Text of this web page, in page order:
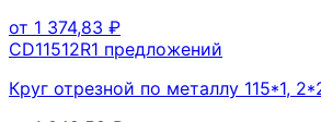
от 1 374,83 ₽
CD11512R1 предложений
Круг отрезной по металлу 115*1,